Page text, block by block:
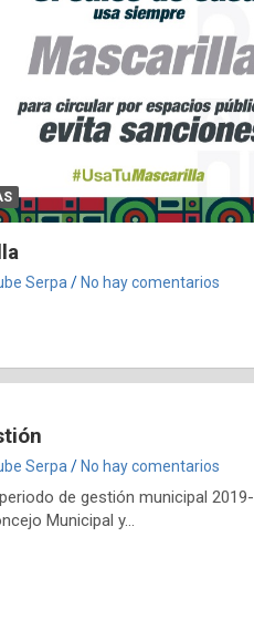
Serpa No hay comentarios
Serpa No hay comentarios
de gestión municipal 2019-
Municipal y…